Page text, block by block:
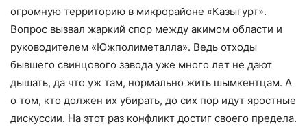
огромную территорию в микрорайоне «Казыгурт».
Вопрос вызвал жаркий спор между акимом области и
руководителем «Южполиметалла». Ведь отходы
бывшего свинцового завода уже много лет не дают
дышать, да что уж там, нормально жить шымкентцам. А
о том, кто должен их убирать, до сих пор идут яростные
дискуссии. На этот раз конфликт достиг своего предела.